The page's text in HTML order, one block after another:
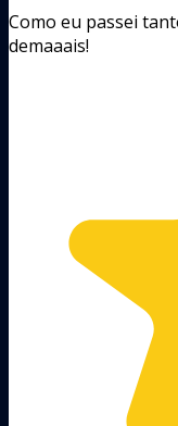
Como eu passei
demaaais!